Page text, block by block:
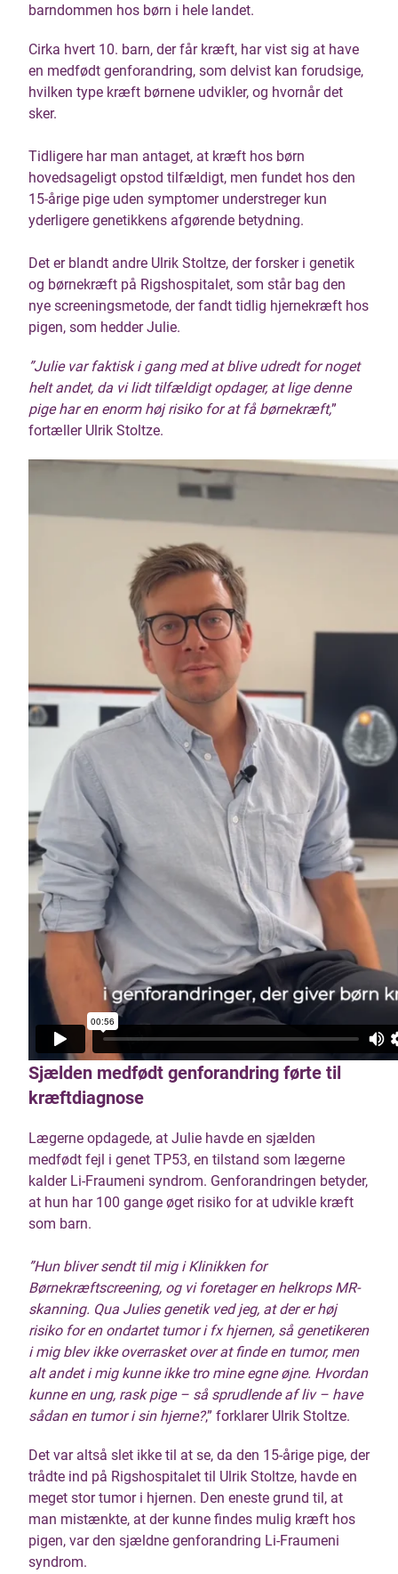
barndommen hos børn i hele landet.
Cirka hvert 10. barn, der får kræft, har vist sig at have
en medfødt genforandring, som delvist kan forudsige,
hvilken type kræft børnene udvikler, og hvornår det
sker.
Tidligere har man antaget, at kræft hos børn
hovedsageligt opstod tilfældigt, men fundet hos den
15-årige pige uden symptomer understreger kun
yderligere genetikkens afgørende betydning.
Det er blandt andre Ulrik Stoltze, der forsker i genetik
og børnekræft på Rigshospitalet, som står bag den
nye screeningsmetode, der fandt tidlig hjernekræft hos
pigen, som hedder Julie.
”Julie var faktisk i gang med at blive udredt for noget
helt andet, da vi lidt tilfældigt opdager, at lige denne
pige har en enorm høj risiko for at få børnekræft,”
fortæller Ulrik Stoltze.
Sjælden medfødt genforandring førte til
kræftdiagnose
Lægerne opdagede, at Julie havde en sjælden
medfødt fejl i genet TP53, en tilstand som lægerne
kalder Li-Fraumeni syndrom. Genforandringen betyder,
at hun har 100 gange øget risiko for at udvikle kræft
som barn.
”Hun bliver sendt til mig i Klinikken for
Børnekræftscreening, og vi foretager en helkrops MR-
skanning. Qua Julies genetik ved jeg, at der er høj
risiko for en ondartet tumor i fx hjernen, så genetikeren
i mig blev ikke overrasket over at finde en tumor, men
alt andet i mig kunne ikke tro mine egne øjne. Hvordan
kunne en ung, rask pige – så sprudlende af liv – have
sådan en tumor i sin hjerne?,” forklarer Ulrik Stoltze.
Det var altså slet ikke til at se, da den 15-årige pige, der
trådte ind på Rigshospitalet til Ulrik Stoltze, havde en
meget stor tumor i hjernen. Den eneste grund til, at
man mistænkte, at der kunne findes mulig kræft hos
pigen, var den sjældne genforandring Li-Fraumeni
syndrom.